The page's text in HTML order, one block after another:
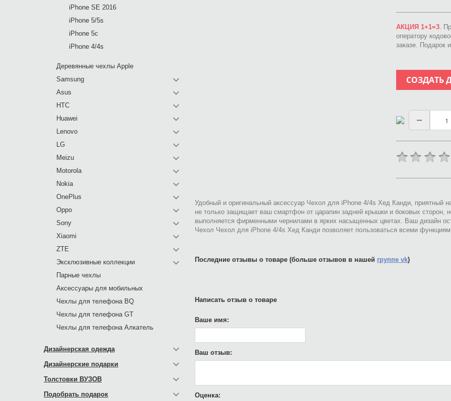
АКЦИЯ 1+1=3.
оператору
заказе. Подарок
СОЗДАТЬ
Удобный и оригинальный аксессуар Чехол для iPhone 4/4s Хед Канди,
не только защищает ваш смартфон от царапин задней крышки и боковых сторон,
выполняется фирменными чернилами в ярких насыщенных цветах. Ваш дизайн
Чехол Чехол для iPhone 4/4s Хед Канди позволяет пользоваться всеми
Последние отзывы о товаре (больше отзывов в нашей группе vk)
Написать отзыв о товаре
Ваше имя:
Ваш отзыв:
Оценка:
iPhone SE 2016
iPhone 5/5s
iPhone 5c
iPhone 4/4s
Деревянные чехлы Apple
Samsung
Asus
HTC
Huawei
Lenovo
LG
Meizu
Motorola
Nokia
OnePlus
Oppo
Sony
Xiaomi
ZTE
Эксклюзивные коллекции
Парные чехлы
Аксессуары для мобильных
Чехлы для телефона BQ
Чехлы для телефона GT
Чехлы для телефона Алкатель
Дизайнерская одежда
Дизайнерские подарки
Толстовки ВУЗОВ
Подобрать подарок